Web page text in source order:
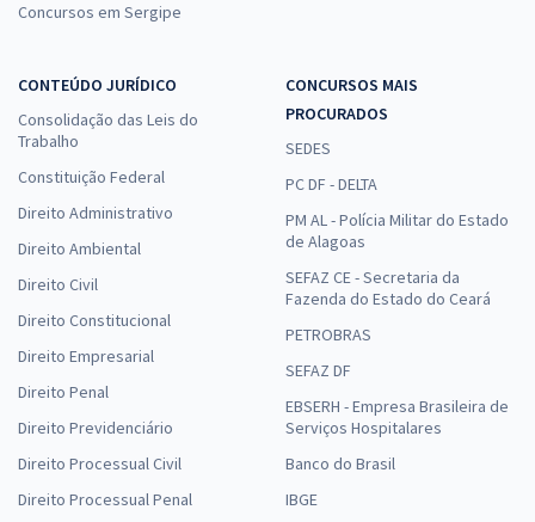
Concursos em Sergipe
CONTEÚDO JURÍDICO
Consolidação das Leis do
Trabalho
Constituição Federal
Direito Administrativo
Direito Ambiental
Direito Civil
Direito Constitucional
Direito Empresarial
Direito Penal
Direito Previdenciário
Direito Processual Civil
Direito Processual Penal
CONCURSOS MAIS
PROCURADOS
SEDES
PC DF - DELTA
PM AL - Polícia Militar do Estado
de Alagoas
SEFAZ CE - Secretaria da
Fazenda do Estado do Ceará
PETROBRAS
SEFAZ DF
EBSERH - Empresa Brasileira de
Serviços Hospitalares
Banco do Brasil
IBGE